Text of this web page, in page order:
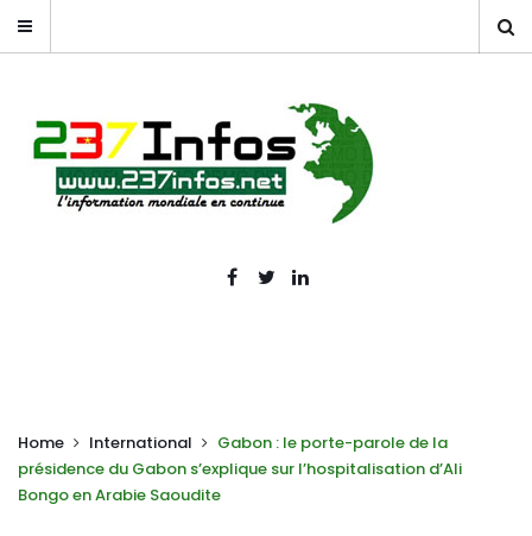
Home International
Gabon : le porte-parole de la
présidence du Gabon s’explique sur l’hospitalisation d’Ali
Bongo en Arabie Saoudite